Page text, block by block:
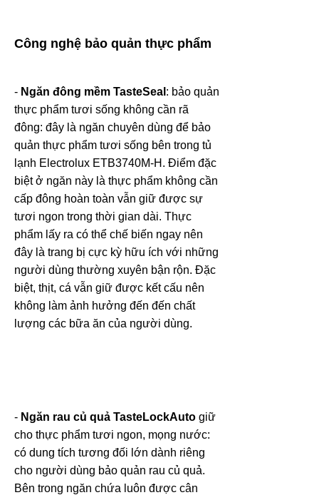
Công nghệ bảo quản thực phẩm
- Ngăn đông mềm TasteSeal : bảo quản
thực phẩm tươi sống không cần rã
đông: đây là ngăn chuyên dùng để bảo
quản thực phẩm tươi sống bên trong tủ
lạnh Electrolux ETB3740M-H. Điểm đặc
biệt ở ngăn này là thực phẩm không cần
cấp đông hoàn toàn vẫn giữ được sự
tươi ngon trong thời gian dài. Thực
phẩm lấy ra có thể chế biến ngay nên
đây là trang bị cực kỳ hữu ích với những
người dùng thường xuyên bận rộn. Đặc
biệt, thịt, cá vẫn giữ được kết cấu nên
không làm ảnh hưởng đến đến chất
lượng các bữa ăn của người dùng.
- Ngăn rau củ quả TasteLockAuto giữ
cho thực phẩm tươi ngon, mọng nước:
có dung tích tương đối lớn dành riêng
cho người dùng bảo quản rau củ quả.
Bên trong ngăn chứa luôn được cân